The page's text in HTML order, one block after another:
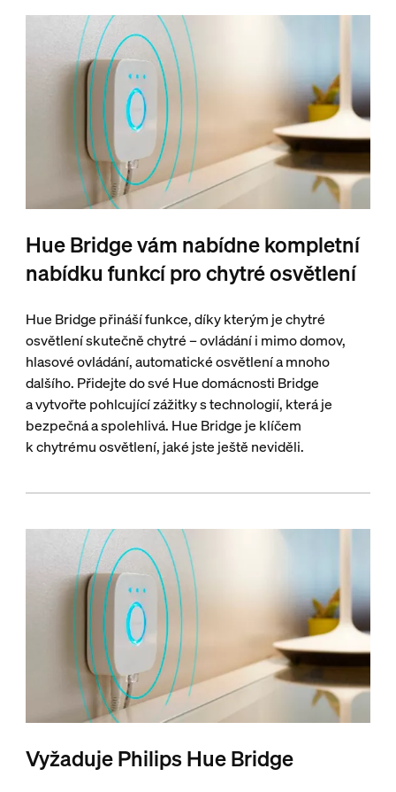
Hue Bridge vám nabídne kompletní
nabídku funkcí pro chytré osvětlení
Hue Bridge přináší funkce, díky kterým je chytré
osvětlení skutečně chytré – ovládání i mimo domov,
hlasové ovládání, automatické osvětlení a mnoho
dalšího. Přidejte do své Hue domácnosti Bridge
a vytvořte pohlcující zážitky s technologií, která je
bezpečná a spolehlivá. Hue Bridge je klíčem
k chytrému osvětlení, jaké jste ještě neviděli.
Vyžaduje Philips Hue Bridge